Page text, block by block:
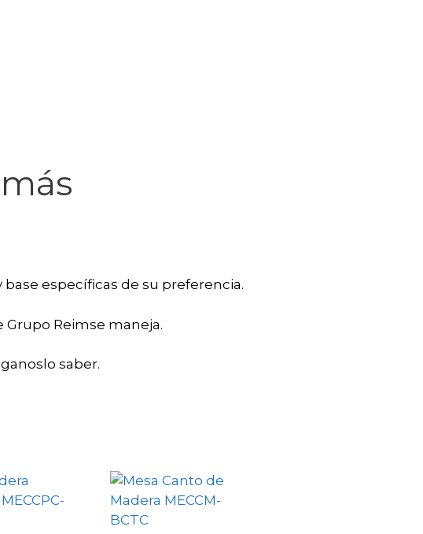
base específicas de su preferencia.
Reimse maneja.
saber.